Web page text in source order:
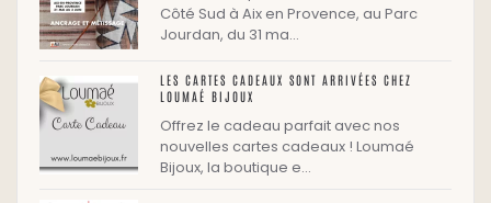
Côté Sud à Aix en Provence, au Parc
Jourdan, du 31 ma…
LES CARTES CADEAUX SONT ARRIVÉES CHEZ
LOUMAÉ BIJOUX
Offrez le cadeau parfait avec nos
nouvelles cartes cadeaux ! Loumaé
Bijoux, la boutique e…